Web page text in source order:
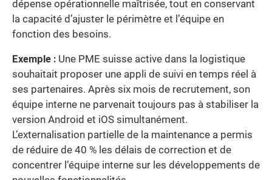
dépense opérationnelle maîtrisée, tout en conservant
la capacité d’ajuster le périmètre et l’équipe en
fonction des besoins.
Exemple : Une PME suisse active dans la logistique
souhaitait proposer une appli de suivi en temps réel à
ses partenaires. Après six mois de recrutement, son
équipe interne ne parvenait toujours pas à stabiliser la
version Android et iOS simultanément.
L’externalisation partielle de la maintenance a permis
de réduire de 40 % les délais de correction et de
concentrer l’équipe interne sur les développements de